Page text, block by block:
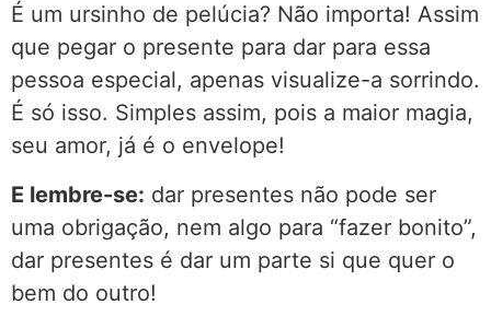
É um ursinho de pelúcia? Não importa! Assim
que pegar o presente para dar para essa
pessoa especial, apenas visualize-a sorrindo.
É só isso. Simples assim, pois a maior magia,
seu amor, já é o envelope!
E lembre-se: dar presentes não pode ser
uma obrigação, nem algo para “fazer bonito”,
dar presentes é dar um parte si que quer o
bem do outro!